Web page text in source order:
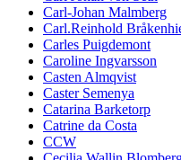
Carl-Johan Malmberg
Carl.Reinhold
Carles Puigdemont
Caroline Ingvarsson
Casten Almqvist
Caster Semenya
Catarina Barketorp
Catrine da Costa
CCW